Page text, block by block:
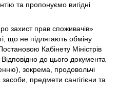
та пропонуємо вигідні
захист прав споживачів»
що не підлягають обміну
Кабінету Міністрів
до цього документа
зокрема, продовольчі
предмети сангігієни та